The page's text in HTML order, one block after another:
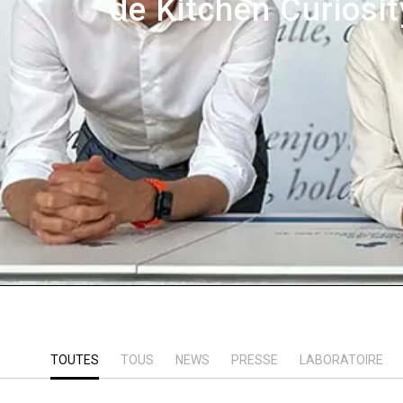
de Kitchen
TOUTES TOUS NEWS PRESSE LABORATOIRE